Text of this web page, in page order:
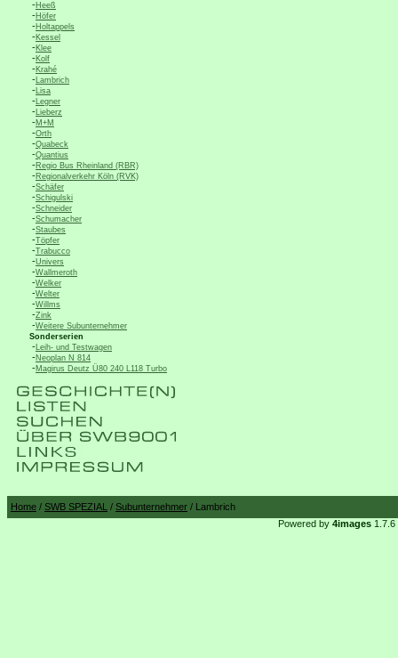
-Heeß
-Höfer
-Holtappels
-Kessel
-Klee
-Kolf
-Krahé
-Lambrich
-Lisa
-Legner
-Lieberz
-M+M
-Orth
-Quabeck
-Quantius
-Regio Bus Rheinland (RBR)
-Regionalverkehr Köln (RVK)
-Schäfer
-Schigulski
-Schneider
-Schumacher
-Staubes
-Töpfer
-Trabucco
-Univers
-Wallmeroth
-Welker
-Welter
-Willms
-Zink
-Weitere Subunternehmer
Sonderserien
-Leih- und Testwagen
-Neoplan N 814
-Magirus Deutz Ü80 240 L118 Turbo
Home / SWB SPEZIAL / Subunternehmer / Lambrich
Powered by 4images1.7.6